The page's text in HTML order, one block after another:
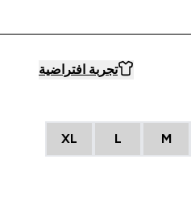
تجربة افتراضية
M
L
XL